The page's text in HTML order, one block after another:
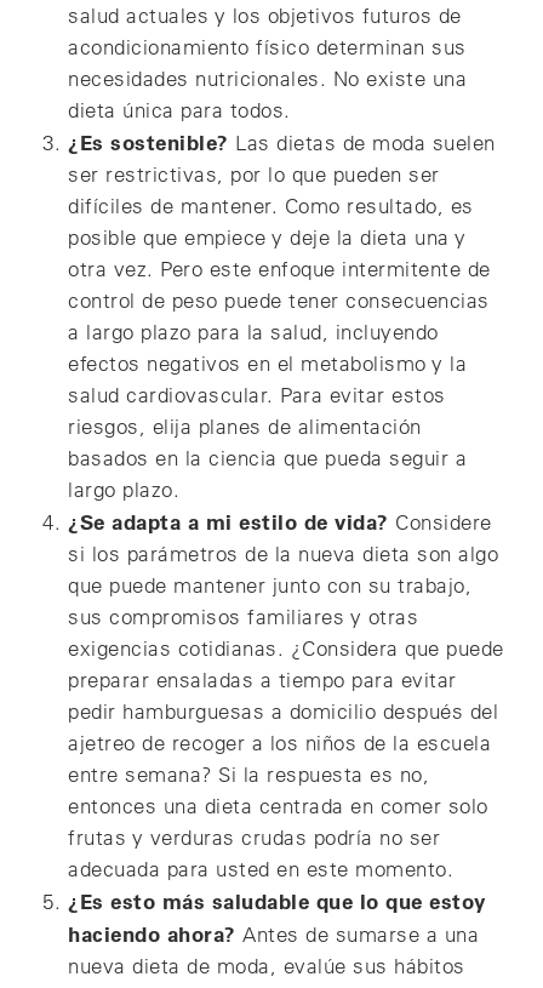
salud actuales y los objetivos futuros de
acondicionamiento físico determinan sus
necesidades nutricionales. No existe una
dieta única para todos.
¿Es sostenible? Las dietas de moda suelen
ser restrictivas, por lo que pueden ser
difíciles de mantener. Como resultado, es
posible que empiece y deje la dieta una y
otra vez. Pero este enfoque intermitente de
control de peso puede tener consecuencias
a largo plazo para la salud, incluyendo
efectos negativos en el metabolismo y la
salud cardiovascular. Para evitar estos
riesgos, elija planes de alimentación
basados en la ciencia que pueda seguir a
largo plazo.
¿Se adapta a mi estilo de vida? Considere
si los parámetros de la nueva dieta son algo
que puede mantener junto con su trabajo,
sus compromisos familiares y otras
exigencias cotidianas. ¿Considera que puede
preparar ensaladas a tiempo para evitar
pedir hamburguesas a domicilio después del
ajetreo de recoger a los niños de la escuela
entre semana? Si la respuesta es no,
entonces una dieta centrada en comer solo
frutas y verduras crudas podría no ser
adecuada para usted en este momento.
¿Es esto más saludable que lo que estoy
haciendo ahora? Antes de sumarse a una
nueva dieta de moda, evalúe sus hábitos